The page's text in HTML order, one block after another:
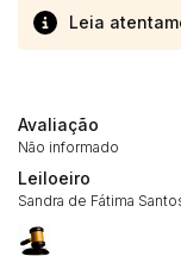
Leia
Avaliação
Não informado
Leiloeiro
Sandra de Fátima
Envie sua
Habilite-se
propostas